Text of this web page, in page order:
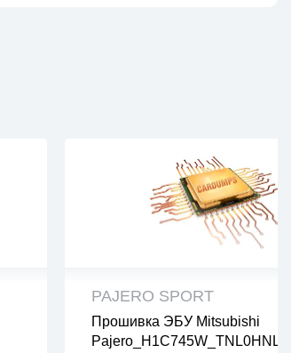
PAJERO SPORT
Прошивка ЭБУ Mitsubishi
все файлы проверены на
все файлы в архивах zip или